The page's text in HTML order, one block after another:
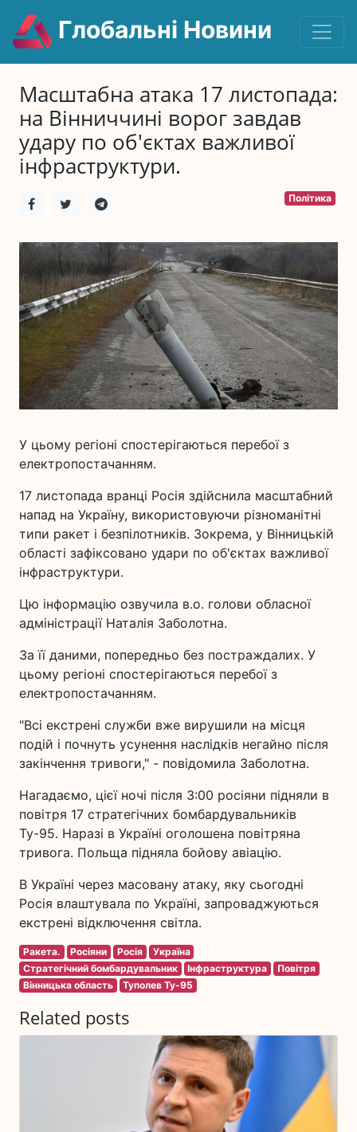
Глобальні Новини
Масштабна атака 17 листопада:
на Вінниччині ворог завдав
удару по об'єктах важливої
інфраструктури.
Політика
У цьому регіоні спостерігаються перебої з
електропостачанням.
17 листопада вранці Росія здійснила масштабний
напад на Україну, використовуючи різноманітні
типи ракет і безпілотників. Зокрема, у Вінницькій
області зафіксовано удари по об'єктах важливої
інфраструктури.
Цю інформацію озвучила в.о. голови обласної
адміністрації Наталія Заболотна.
За її даними, попередньо без постраждалих. У
цьому регіоні спостерігаються перебої з
електропостачанням.
"Всі екстрені служби вже вирушили на місця
подій і почнуть усунення наслідків негайно після
закінчення тривоги," - повідомила Заболотна.
Нагадаємо, цієї ночі після 3:00 росіяни підняли в
повітря 17 стратегічних бомбардувальників
Ту-95. Наразі в Україні оголошена повітряна
тривога. Польща підняла бойову авіацію.
В Україні через масовану атаку, яку сьогодні
Росія влаштувала по Україні, запроваджуються
екстрені відключення світла.
Ракета. Росіяни Росія
Україна
Стратегічний бомбардувальник
Інфраструктура
Повітря
Вінницька область
Туполев Ту-95
Related posts